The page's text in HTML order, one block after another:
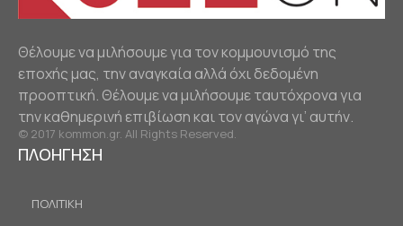
Θέλουμε να μιλήσουμε για τον κομμουνισμό της
εποχής μας, την αναγκαία αλλά όχι δεδομένη
προοπτική. Θέλουμε να μιλήσουμε ταυτόχρονα για
την καθημερινή επιβίωση και τον αγώνα γι’ αυτήν.
© 2017 kommon.gr. All Rights Reserved.
ΠΛΟΗΓΗΣΗ
ΠΟΛΙΤΙΚΗ